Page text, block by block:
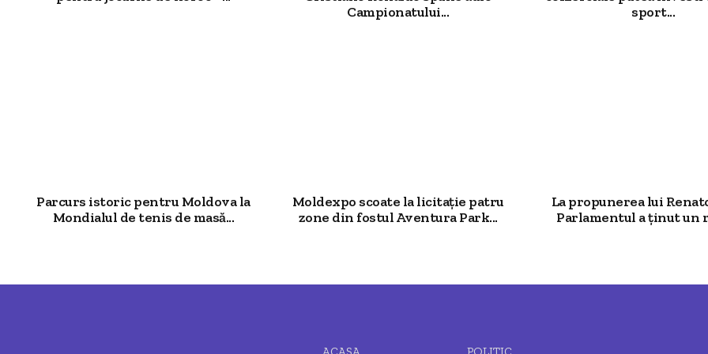
Campionatului...
sport...
Parcurs istoric pentru Moldova la
Mondialul de tenis de masă...
Moldexpo scoate la licitație patru
zone din fostul Aventura Park...
La propunerea lui
Parlamentul a ținut un